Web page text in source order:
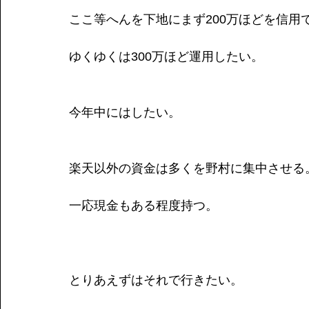
ここ等へんを下地にまず200万ほどを信用
ゆくゆくは300万ほど運用したい。
今年中にはしたい。
楽天以外の資金は多くを野村に集中させる
一応現金もある程度持つ。
とりあえずはそれで行きたい。